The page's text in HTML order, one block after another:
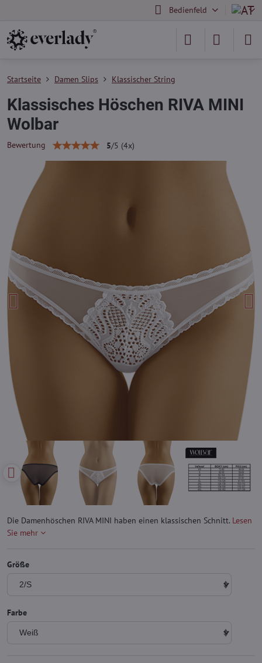
Bedienfeld
Startseite Damen Slips Klassischer String
Klassisches Höschen RIVA MINI
Wolbar
Bewertung 5/5 (4x)
Die Damenhöschen RIVA MINI haben einen klassischen Schnitt. Lesen
Sie mehr
Größe
Farbe